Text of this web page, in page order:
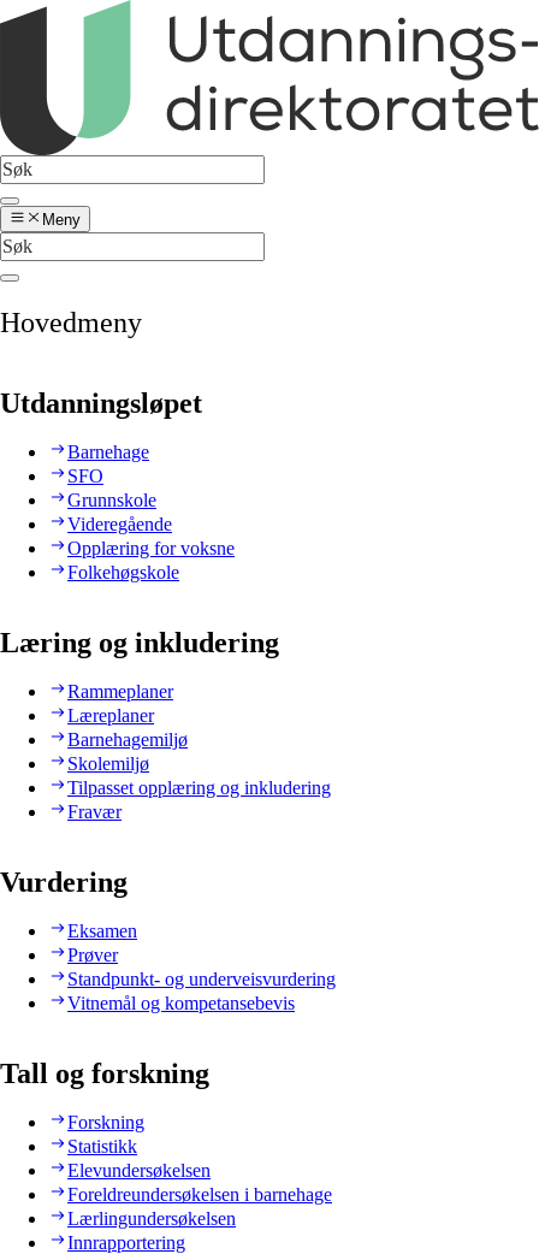
Meny
Hovedmeny
Utdanningsløpet
Barnehage
SFO
Grunnskole
Videregående
Opplæring for voksne
Folkehøgskole
Læring og inkludering
Rammeplaner
Læreplaner
Barnehagemiljø
Skolemiljø
Tilpasset opplæring og inkludering
Fravær
Vurdering
Eksamen
Prøver
Standpunkt- og underveisvurdering
Vitnemål og kompetansebevis
Tall og forskning
Forskning
Statistikk
Elevundersøkelsen
Foreldreundersøkelsen i barnehage
Lærlingundersøkelsen
Innrapportering